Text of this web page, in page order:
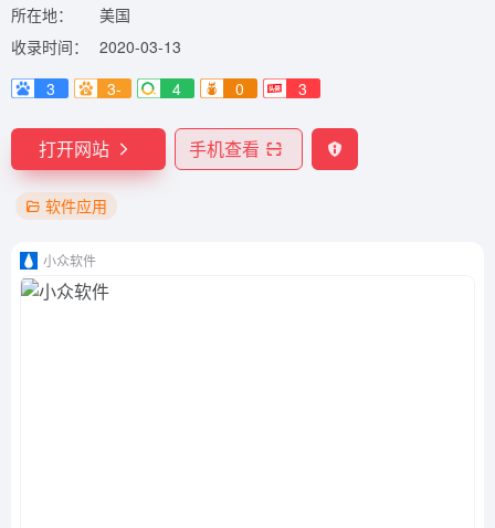
所在地：
美国
收录时间：
2020-03-13
3
3- 4 0 3
打开网站 手机查看
软件应用
小众软件